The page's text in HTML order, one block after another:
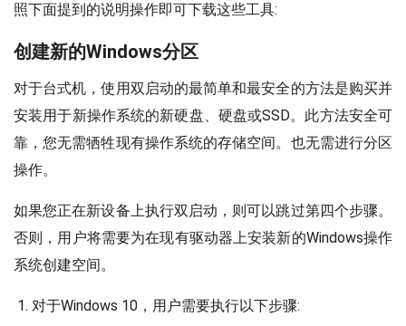
照下面提到的说明操作即可下载这些工具:
创建新的Windows分区
对于台式机，使用双启动的最简单和最安全的方法是购买并
安装用于新操作系统的新硬盘、硬盘或SSD。此方法安全可
靠，您无需牺牲现有操作系统的存储空间。也无需进行分区
操作。
如果您正在新设备上执行双启动，则可以跳过第四个步骤。
否则，用户将需要为在现有驱动器上安装新的Windows操作
系统创建空间。
对于Windows 10，用户需要执行以下步骤: